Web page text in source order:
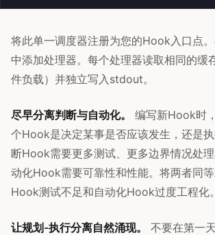
将此单一调度器注册为您的Hook入口点
中添加处理器。每个处理器读取相同的
件负载）并独立写入stdout。
尽早分离判断与自动化。
编写新Hook时
个Hook是决定某事是否应该发生，还是
断Hook需要更多测试、更多边界情况处
动化Hook需要可靠性和性能。将两者同
Hook测试不足和自动化Hook过度工程化。
让规划-执行分离自然涌现。
不要在第一